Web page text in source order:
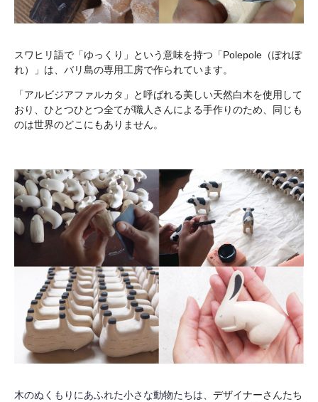
スワヒリ語で「ゆっくり」という意味を持つ「Polepole（ぽれぽ
れ）」は、バリ島の専用工房で作られています。
「アルビジアファルカタ」と呼ばれる美しい天然白木を使用して
おり、ひとつひとつ全てが職人さんによる手作りのため、同じも
のは世界のどこにもありません。
木のぬくもりにあふれた小さな動物たちは 、デザイナーさんたち